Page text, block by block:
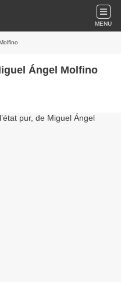
MENU
Ángel Molfino